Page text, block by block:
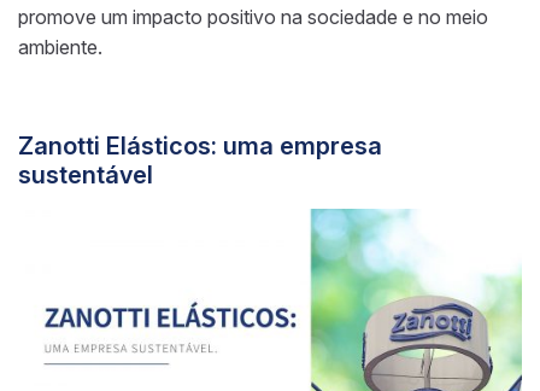
promove um impacto positivo na sociedade e no meio
ambiente.
Zanotti Elásticos: uma empresa
sustentável